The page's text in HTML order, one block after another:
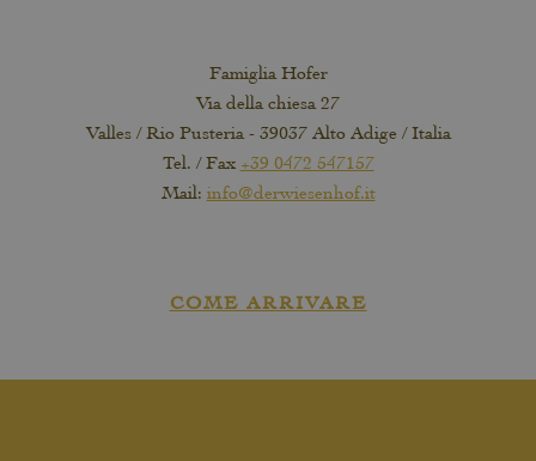
Famiglia Hofer
Via della chiesa 27
Valles / Rio Pusteria - 39037 Alto Adige / Italia
Tel. / Fax +39 0472 547157
Mail: info@derwiesenhof.it
COME ARRIVARE